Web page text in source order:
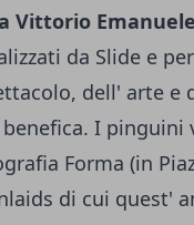
Vittorio
da Slide e
dell' arte e
I pinguini
Forma (in
di cui quest'